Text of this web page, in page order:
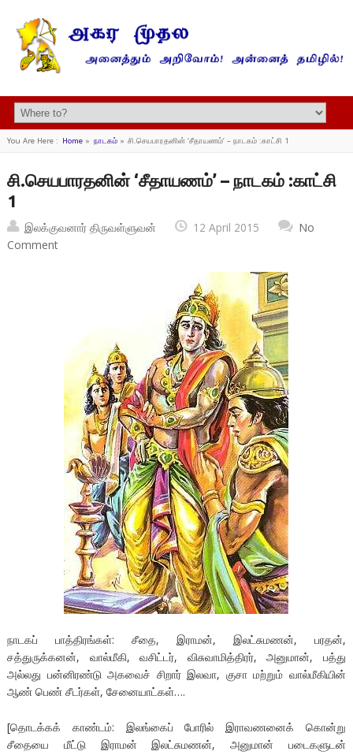
You Are Here : Home» நாடகம்» சி.செயபாரதனின் ‘சீதாயணம்’ – நாடகம் :காட்சி 1
சி.செயபாரதனின் ‘சீதாயணம்’ – நாடகம் :காட்சி
1
இலக்குவனார் திருவள்ளுவன் 12 April 2015
No
Comment
நாடகப் பாத்திரங்கள்: சீதை, இராமன், இலட்சுமணன், பரதன்,
சத்துருக்கனன், வால்மீகி, வசிட்டர், விசுவாமித்திரர், அனுமான், பத்து
அல்லது பன்னிரண்டு அகவைச் சிறார் இலவா, குசா மற்றும் வால்மீகியின்
ஆண் பெண் சீடர்கள், சேனையாட்கள்….
[தொடக்கக் காண்டம்: இலங்கைப் போரில் இராவணனைக் கொன்று
சீதையை மீட்டு இராமன் இலட்சுமணன், அனுமான் படைகளுடன்